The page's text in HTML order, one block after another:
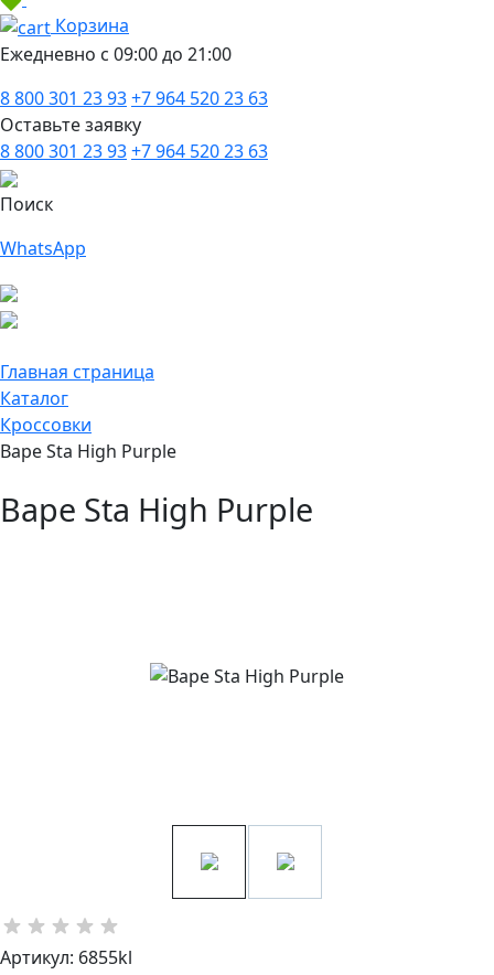
Корзина
Ежедневно с 09:00 до 21:00
8 800 301 23 93+7 964 520 23 63
Оставьте заявку
8 800 301 23 93+7 964 520 23 63
Поиск
WhatsApp
Главная страница
Каталог
Кроссовки
Bape Sta High Purple
Bape Sta High Purple
Артикул: 6855kl